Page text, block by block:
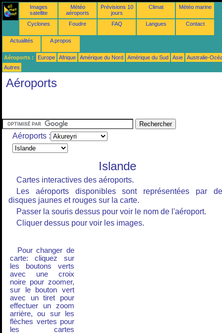
Images
satellite
Météo
aéroports
Prévisions 10
jours
Climat Météo marine
Cyclones Foudre FAQ Langues Contact
Actualités A propos
Aéroports : Europe Afrique Amérique du Nord Amérique du Sud Asie
Australie-
Autres
Aéroports
Aéroports :
Islande
Cartes interactives des aéroports.
Les aéroports disponibles sont représentées par
disques jaunes et rouges sur la carte.
Passer la souris dessus pour voir le nom de l'aéroport.
Cliquer dessus pour voir les images.
Pour changer de
carte: cliquez sur
les boutons verts
avec une croix
noire pour zoomer,
sur le bouton vert
avec un tiret pour
effectuer un zoom
arrière, ou sur les
flèches vertes pour
les cartes